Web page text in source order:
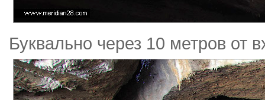
Буквально через 10 метров от